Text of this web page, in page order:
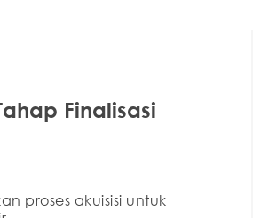
Finalisasi
proses akuisisi untuk